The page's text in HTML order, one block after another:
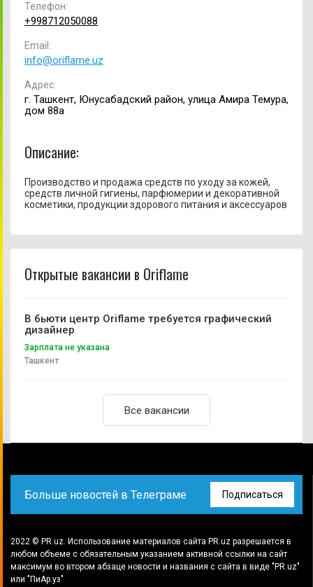
Телефон:
+998712050088
Email:
info@oriflame.uz
Адрес:
г. Ташкент, Юнусабадский район, улица Амира Темура,
дом 88а
Описание:
Производство и продажа средств по уходу за кожей,
средств личной гигиены, парфюмерии и декоративной
косметики, продукции здорового питания и аксессуаров
Открытые вакансии в Oriflame
В бьюти центр Oriflame требуется графический
дизайнер
Зарплата не указана
Ташкент
Все вакансии
Больше новостей в Телеграме Подписаться
2022 © PR.uz. Использование материалов сайта PR.uz разрешается в
любом объеме с обязательным указанием активной ссылки на сайт
максимум во втором абзаце новости и названия с сайта в виде "PR.uz"
или "ПиАр.уз"